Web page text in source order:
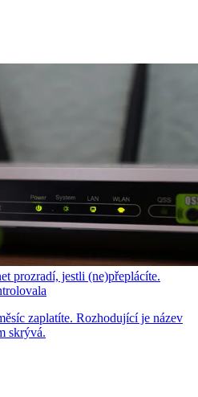
prozradí, jestli (ne)přeplácíte.
zaplatíte. Rozhodující je název
skrývá.